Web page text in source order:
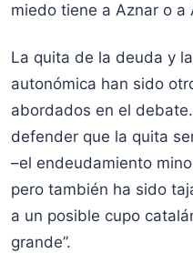
miedo tiene a Aznar o a
La quita de la deuda y
autonómica han sido
abordados en el
defender que la quita
–el endeudamiento
pero también ha sido
a un posible cupo
grande”.